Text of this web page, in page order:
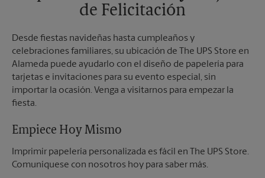
de Felicitación
Desde fiestas navideñas hasta cumpleaños y
celebraciones familiares, su ubicación de The UPS Store en
Alameda puede ayudarlo con el diseño de papelería para
tarjetas e invitaciones para su evento especial, sin
importar la ocasión. Venga a visitarnos para empezar la
fiesta.
Empiece Hoy Mismo
Imprimir papelería personalizada es fácil en The UPS Store.
Comuníquese con nosotros hoy para saber más.